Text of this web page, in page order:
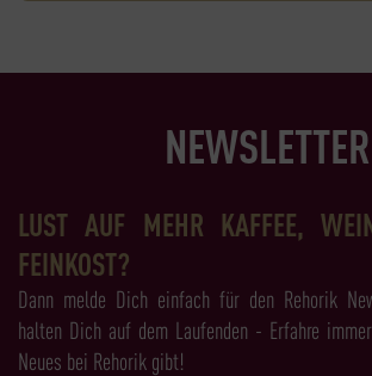
NEWSLETTER
LUST AUF MEHR KAFFEE,
FEINKOST?
Dann melde Dich einfach für den Rehorik
halten Dich auf dem Laufenden - Erfahre
Neues bei Rehorik gibt!